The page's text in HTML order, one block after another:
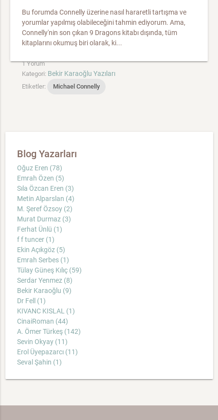
Bu forumda Connelly üzerine nasıl hararetli tartışma ve
yorumlar yapılmış olabileceğini tahmin ediyorum. Ama,
Connelly'nin son çıkan 9 Dragons kitabı dışında, tüm
kitaplarını okumuş biri olarak, ki...
1 Yorum
Kategori: Bekir Karaoğlu Yazıları
Etiketler: Michael Connelly
Blog Yazarları
Oğuz Eren (78)
Emrah Özen (5)
Sıla Özcan Eren (3)
Metin Alparslan (4)
M. Şeref Özsoy (2)
Murat Durmaz (3)
Ferhat Ünlü (1)
f f tuncer (1)
Ekin Açıkgöz (5)
Emrah Serbes (1)
Tülay Güneş Kılıç (59)
Serdar Yenmez (8)
Bekir Karaoğlu (9)
Dr Fell (1)
KIVANC KISLAL (1)
CinaiRoman (44)
A. Ömer Türkeş (142)
Sevin Okyay (11)
Erol Üyepazarcı (11)
Seval Şahin (1)